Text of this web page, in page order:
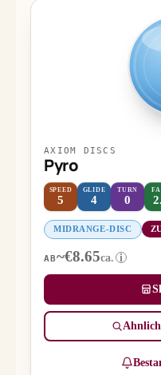
AXIOM DISCS
Pyro
SPEED
5
GLIDE
4
TURN
0
MIDRANGE-DISC
AB~€8.65ca. i